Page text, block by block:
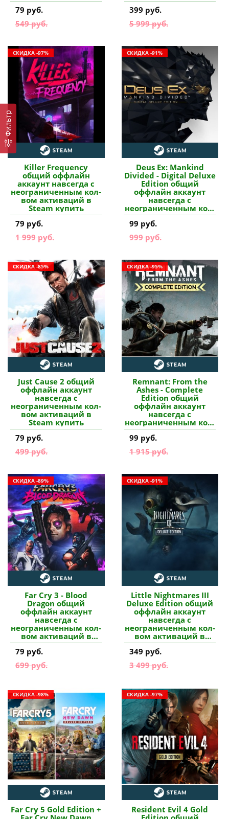
Фильтр
79 руб.
549 руб.
399 руб.
5 999 руб.
СКИДКА -97%
Killer Frequency
общий оффлайн
аккаунт навсегда с
неограниченным кол-
вом активаций в
Steam купить
79 руб.
1 999 руб.
СКИДКА -91%
Deus Ex: Mankind
Divided - Digital Deluxe
Edition общий
оффлайн аккаунт
навсегда с
неограниченным кол-
вом активаций в
Steam купить
99 руб.
999 руб.
СКИДКА -85%
Just Cause 2 общий
оффлайн аккаунт
навсегда с
неограниченным кол-
вом активаций в
Steam купить
79 руб.
499 руб.
СКИДКА -95%
Remnant: From the
Ashes - Complete
Edition общий
оффлайн аккаунт
навсегда с
неограниченным кол-
вом активаций в
Steam купить
99 руб.
1 915 руб.
СКИДКА -89%
Far Cry 3 - Blood
Dragon общий
оффлайн аккаунт
навсегда с
неограниченным кол-
вом активаций в
Steam купить
79 руб.
699 руб.
СКИДКА -91%
Little Nightmares III
Deluxe Edition общий
оффлайн аккаунт
навсегда с
неограниченным кол-
вом активаций в
Steam купить
349 руб.
3 499 руб.
СКИДКА -98%
Far Cry 5 Gold Edition +
СКИДКА -97%
Resident Evil 4 Gold